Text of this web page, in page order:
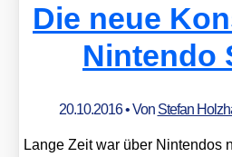
Die neue
Nintendo
20.10.2016• Von Stefan
Lan­ge Zeit war über Nin­ten­dos